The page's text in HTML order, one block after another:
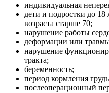
индивидуальная
дети и подростки до 18
возраста старше 70;
нарушение работы
деформации или
нарушение
тракта;
беременность;
период кормления
послеоперационный